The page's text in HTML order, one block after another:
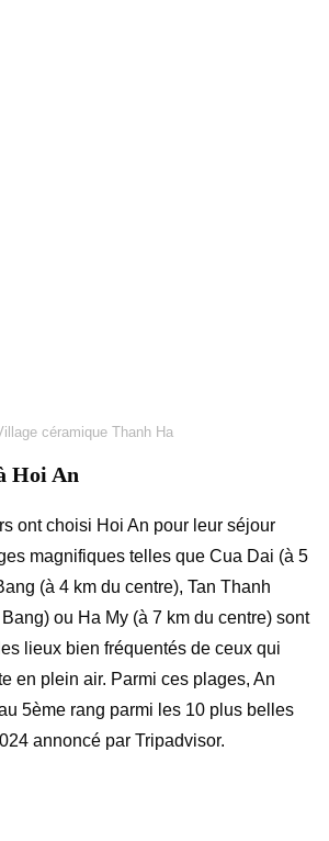
céramique Thanh Ha
Hoi An
ont choisi Hoi An pour leur séjour
magnifiques telles que Cua Dai (à 5
(à 4 km du centre), Tan Thanh
ou Ha My (à 7 km du centre) sont
lieux bien fréquentés de ceux qui
en plein air. Parmi ces plages, An
5ème rang parmi les 10 plus belles
annoncé par Tripadvisor.